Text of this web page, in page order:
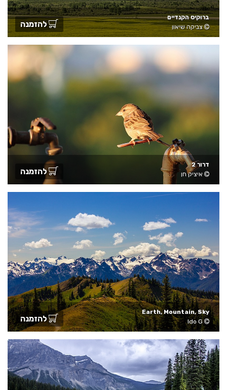
ברוקיס הקנדיים
צביקה שיאון
להזמנה
דרור 2
איציק חן
להזמנה
Earth, Mountain, Sky
Ido G
להזמנה